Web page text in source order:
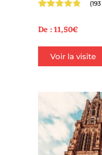
basé sur
client
(193
De :11,50€
Voir la visite